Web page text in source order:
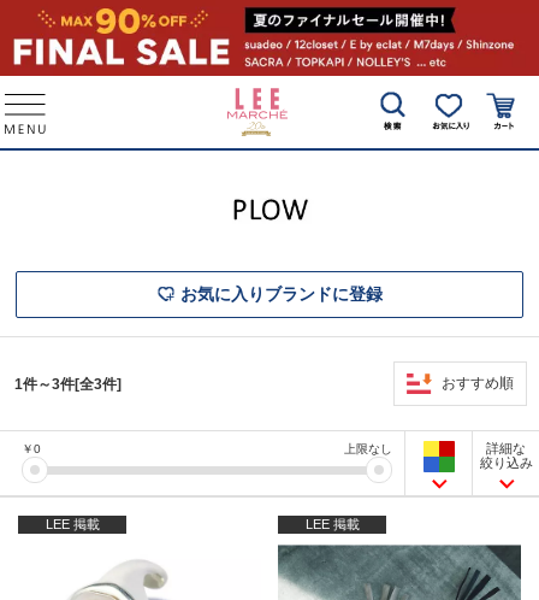
お気に入りブランドに登録
1件～3件[全3件] おすすめ順
￥0 上限なし
詳細な
絞り込み
LEE 掲載 LEE 掲載